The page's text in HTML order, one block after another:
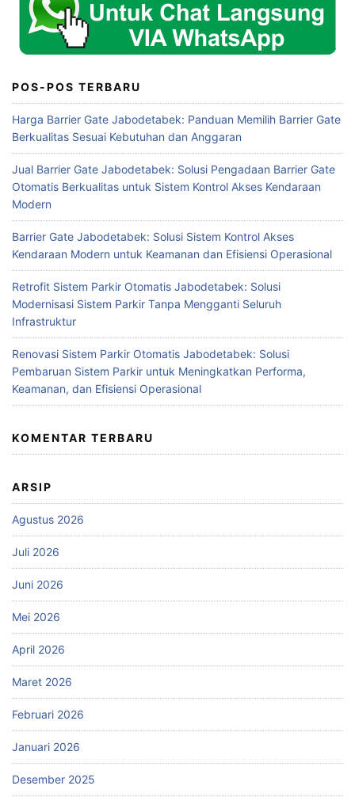
POS-POS TERBARU
Harga Barrier Gate Jabodetabek: Panduan Memilih Barrier Gate
Berkualitas Sesuai Kebutuhan dan Anggaran
Jual Barrier Gate Jabodetabek: Solusi Pengadaan Barrier Gate
Otomatis Berkualitas untuk Sistem Kontrol Akses Kendaraan
Modern
Barrier Gate Jabodetabek: Solusi Sistem Kontrol Akses
Kendaraan Modern untuk Keamanan dan Efisiensi Operasional
Retrofit Sistem Parkir Otomatis Jabodetabek: Solusi
Modernisasi Sistem Parkir Tanpa Mengganti Seluruh
Infrastruktur
Renovasi Sistem Parkir Otomatis Jabodetabek: Solusi
Pembaruan Sistem Parkir untuk Meningkatkan Performa,
Keamanan, dan Efisiensi Operasional
KOMENTAR TERBARU
ARSIP
Agustus 2026
Juli 2026
Juni 2026
Mei 2026
April 2026
Maret 2026
Februari 2026
Januari 2026
Desember 2025